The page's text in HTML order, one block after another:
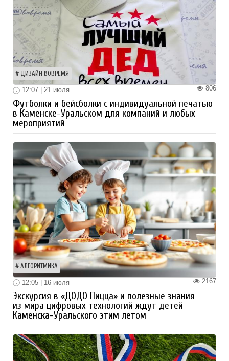
ДИЗАЙН ВОВРЕМЯ
806
12:07 | 21 июля
Футболки и бейсболки с индивидуальной печатью
в Каменске-Уральском для компаний и любых
мероприятий
АЛГОРИТМИКА
2167
12:05 | 16 июля
Экскурсия в «ДОДО Пицца» и полезные знания
из мира цифровых технологий ждут детей
Каменска-Уральского этим летом